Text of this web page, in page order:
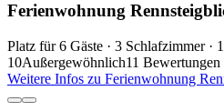
Ferienwohnung
Platz für 6 Gäste · 3 Schlafzimmer ·
10Außergewöhnlich11 Bewertungen
Weitere Infos zu Ferienwohnung